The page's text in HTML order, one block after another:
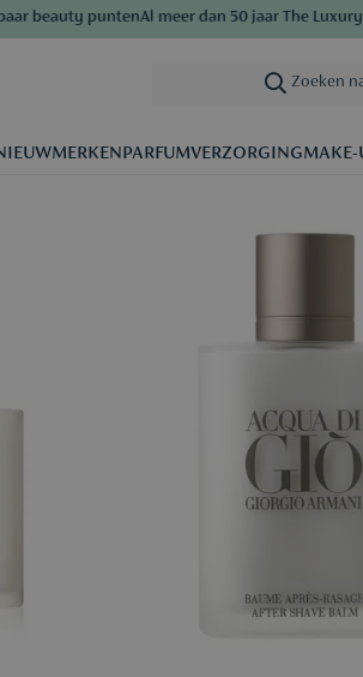
beauty puntenAl meer dan 50 jaar The Luxury
Zoeken
MERKEN PARFUMVERZORGINGMAKE-